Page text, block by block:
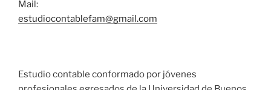
Mail:
estudiocontablefam@gmail.com
Estudio contable conformado por jóvenes